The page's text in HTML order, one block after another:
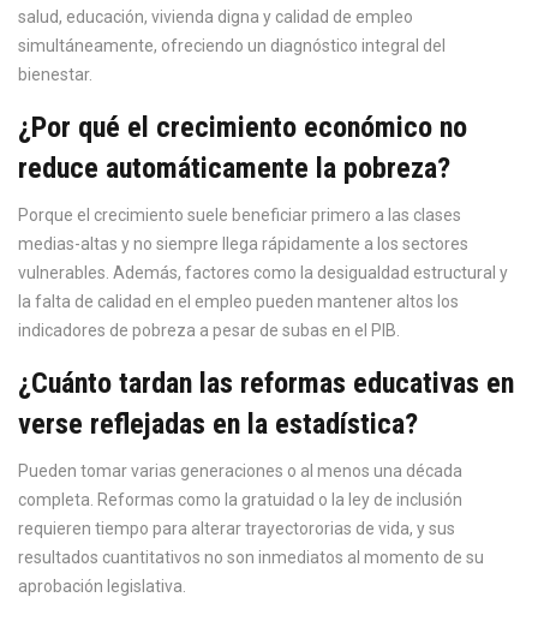
salud, educación, vivienda digna y calidad de empleo
simultáneamente, ofreciendo un diagnóstico integral del
bienestar.
¿Por qué el crecimiento económico no
reduce automáticamente la pobreza?
Porque el crecimiento suele beneficiar primero a las clases
medias-altas y no siempre llega rápidamente a los sectores
vulnerables. Además, factores como la desigualdad estructural y
la falta de calidad en el empleo pueden mantener altos los
indicadores de pobreza a pesar de subas en el PIB.
¿Cuánto tardan las reformas educativas en
verse reflejadas en la estadística?
Pueden tomar varias generaciones o al menos una década
completa. Reformas como la gratuidad o la ley de inclusión
requieren tiempo para alterar trayectororias de vida, y sus
resultados cuantitativos no son inmediatos al momento de su
aprobación legislativa.